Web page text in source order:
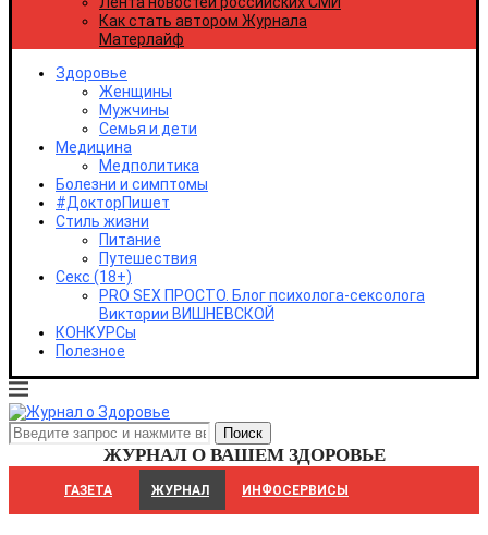
Как стать автором Журнала
Матерлайф
Здоровье
Женщины
Мужчины
Семья и дети
Медицина
Медполитика
Болезни и симптомы
#ДокторПишет
Стиль жизни
Питание
Путешествия
Секс (18+)
PRO SEX ПРОСТО. Блог психолога-сексолога
Виктории ВИШНЕВСКОЙ
КОНКУРСы
Полезное
ЖУРНАЛ О ВАШЕМ ЗДОРОВЬЕ
ГАЗЕТА ЖУРНАЛ ИНФОСЕРВИСЫ
Удмуртская Республика
Ульяновская область
Хабаровский край
Республика Хакасия
Ханты-Мансийский автономный округ - Югра
Челябинская область
Чеченская республика
Чувашская республика
Чукотский автономный округ
Ямало-Ненецкий автономный округ
Ярославская область
Республика Крым
Севастополь